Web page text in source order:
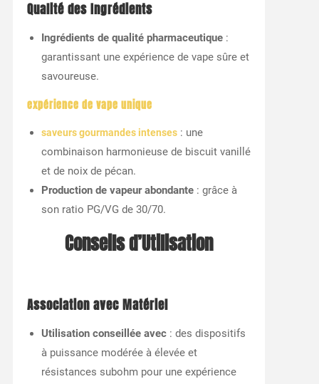
Qualité des Ingrédients
Ingrédients de qualité pharmaceutique:
garantissant une expérience de vape sûre et
savoureuse.
expérience de vape unique
saveurs gourmandes intenses: une
combinaison harmonieuse de biscuit vanillé
et de noix de pécan.
Production de vapeur abondante: grâce à
son ratio PG/VG de 30/70.
Conseils d’Utilisation
Association avec Matériel
Utilisation conseillée avec: des dispositifs
à puissance modérée à élevée et
résistances subohm pour une expérience